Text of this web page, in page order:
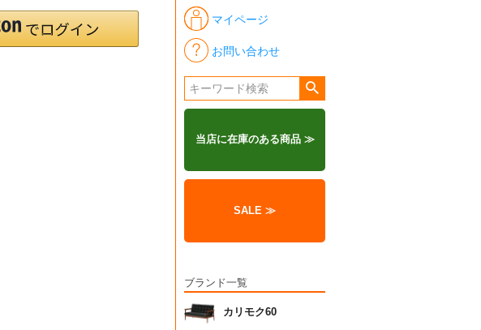
マイページ
お問い合わせ
当店に在庫のある商品 ≫
SALE ≫
ブランド一覧
カリモク60